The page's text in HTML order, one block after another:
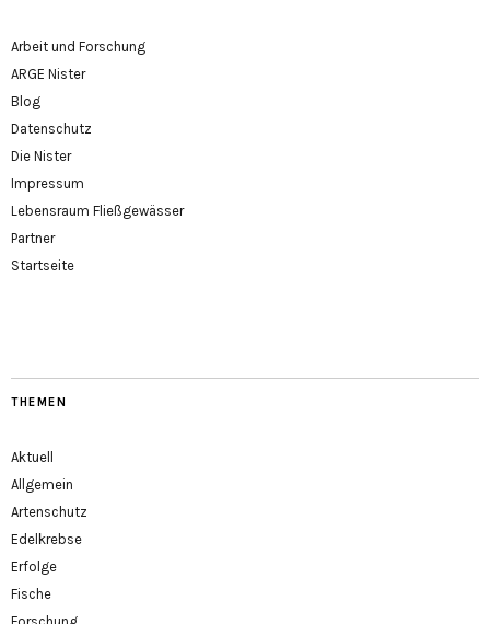
Arbeit und Forschung
ARGE Nister
Blog
Datenschutz
Die Nister
Impressum
Lebensraum Fließgewässer
Partner
Startseite
THEMEN
Aktuell
Allgemein
Artenschutz
Edelkrebse
Erfolge
Fische